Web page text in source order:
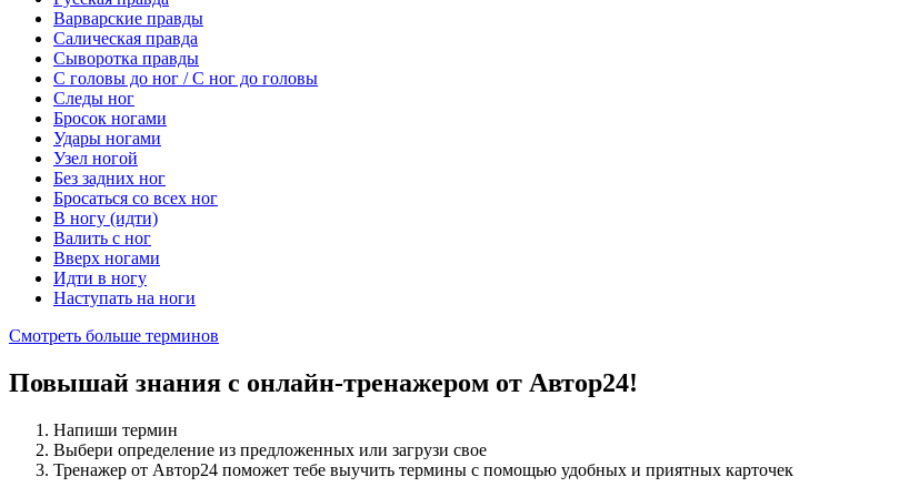
Варварские правды
Салическая правда
Сыворотка правды
С головы до ног / С ног до головы
Следы ног
Бросок ногами
Удары ногами
Узел ногой
Без задних ног
Бросаться со всех ног
В ногу (идти)
Валить с ног
Вверх ногами
Идти в ногу
Наступать на ноги
Смотреть больше терминов
Повышай знания с онлайн-тренажером от Автор24!
Напиши термин
Выбери определение из предложенных или загрузи свое
Тренажер от Автор24 поможет тебе выучить термины с помощью удобных и приятных карточек